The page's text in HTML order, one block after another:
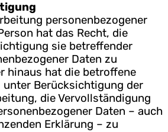
personenbezogener
hat das Recht, die
sie betreffender
Daten zu
hinaus hat die betroffene
unter Berücksichtigung der
die Vervollständigung
Daten – auch
Erklärung – zu